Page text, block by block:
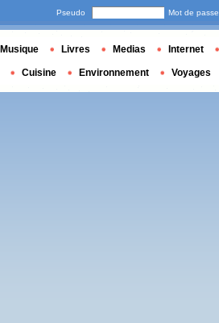
Pseudo Mot de passe
Musique Livres Medias Internet
Cuisine Environnement Voyages